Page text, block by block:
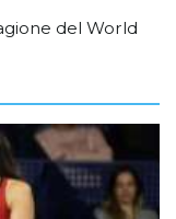
del World